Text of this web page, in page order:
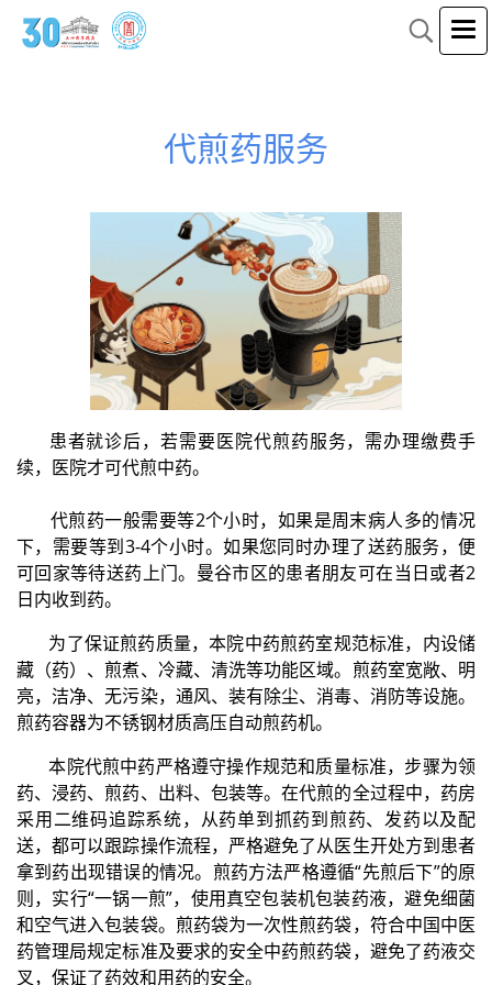
代煎药服务
患者就诊后，若需要医院代煎药服务，需办理缴费手
续，医院才可代煎中药。
代煎药一般需要等2个小时，如果是周末病人多的情况
下，需要等到3-4个小时。如果您同时办理了送药服务，便
可回家等待送药上门。 曼谷市区的患者朋友可在当日或者2
日内收到药。
为了保证煎药质量，本院中药煎药室规范标准，内设储
藏（药）、煎煮、 冷藏、 清洗等功能区域。 煎药室宽敞、明
亮，洁净、无污染，通风、装有除尘、消毒、消防等设施。
煎药容器为不锈钢材质高压自动煎药机。
本院代煎中药严格遵守操作规范和质量标准， 步骤为领
药、浸药、煎药、出料、包装等。在代煎的全过程中， 药房
采用二维码追踪系统，从药单到抓药到煎药、发药以及配
送，都可以跟踪操作流程，严格避免了从医生开处方到患者
拿到药出现错误的情况。 煎药方法严格遵循“先煎后下”的原
则，实行“一锅一煎”， 使用真空包装机包装药液，避免细菌
和空气进入包装袋。煎药袋为一次性煎药袋， 符合中国中医
药管理局规定标准及要求的安全中药煎药袋，避免了药液交
叉，保证了药效和用药的安全。